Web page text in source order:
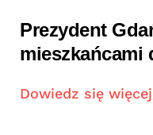
Prezydent
mieszkańcami
Dowiedz się więcej